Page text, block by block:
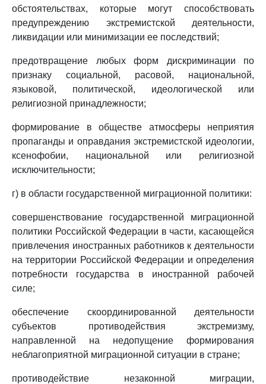
обстоятельствах, которые могут способствовать
предупреждению экстремистской деятельности,
ликвидации или минимизации ее последствий;
предотвращение любых форм дискриминации по
признаку социальной, расовой, национальной,
языковой, политической, идеологической или
религиозной принадлежности;
формирование в обществе атмосферы неприятия
пропаганды и оправдания экстремистской идеологии,
ксенофобии, национальной или религиозной
исключительности;
г) в области государственной миграционной политики:
совершенствование государственной миграционной
политики Российской Федерации в части, касающейся
привлечения иностранных работников к деятельности
на территории Российской Федерации и определения
потребности государства в иностранной рабочей
силе;
обеспечение скоординированной деятельности
субъектов противодействия экстремизму,
направленной на недопущение формирования
неблагоприятной миграционной ситуации в стране;
противодействие незаконной миграции,